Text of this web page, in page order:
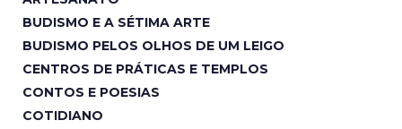
BUDISMO E A SÉTIMA ARTE
BUDISMO PELOS OLHOS DE UM LEIGO
CENTROS DE PRÁTICAS E TEMPLOS
CONTOS E POESIAS
COTIDIANO